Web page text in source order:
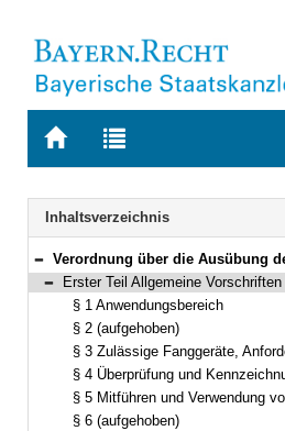
Zur
BAYERN.RECHT
Zur
letzten
Suche
Navigation
Inhaltsverzeichnis
Bereich reduzieren
Verordnung über die Ausübung der Fischerei im Bodensee (Bodenseefischereiverordnung –
Bereich reduzieren
Erster Teil Allgemeine
§ 1 Anwendungsbereich
§ 2 (aufgehoben)
§ 3 Zulässige Fanggeräte,
§ 4 Überprüfung und
§ 5 Mitführen und Verwendung
§ 6 (aufgehoben)